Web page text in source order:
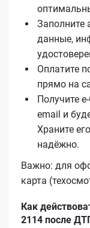
Заполните
данные,
Оплатите
прямо на
Получите
email и
Храните
надёжно.
Важно: для
карта
Как
2114 после